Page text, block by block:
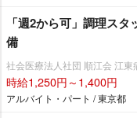
「週2から可」調理ス
備
社会医療法人社団 順江会 江東
時給1,250円～1,400円
アルバイト・パート / 東京都